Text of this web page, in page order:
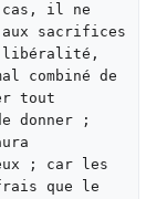
cas, il ne
sacrifices
libéralité,
combiné de
tout
donner ;
; car les
que le